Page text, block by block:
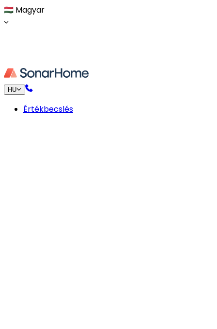
🇭🇺 Magyar
HU
Értékbecslés